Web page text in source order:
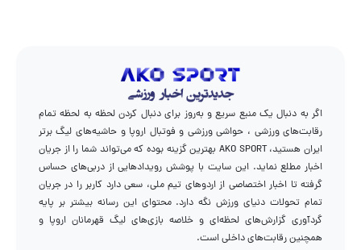
اگر به دنبال یک منبع سریع و به‌روز برای دنبال کردن لحظه به لحظه تمام
رقابت‌های ورزشی ، حواشی ورزشی و فوتبال اروپا و حاشیه‌های لیگ برتر
ایران هستید، AKO SPORT بهترین گزینه بوده که می‌تواند شما را از جریان
اخبار مطلع نماید. این سایت با پوشش رویدادهایی از دربی‌های حساس
گرفته تا اخبار اختصاصی از اردوهای تیم ملی، سعی دارد کاربر را در جریان
تمام تحولات دنیای ورزش نگه دارد. محتوای این رسانه بیشتر بر پایه
گردآوری گزارش‌های لحظه‌ای و خلاصه بازی‌های لیگ قهرمانان اروپا و
همچنین رقابت‌های داخلی است.